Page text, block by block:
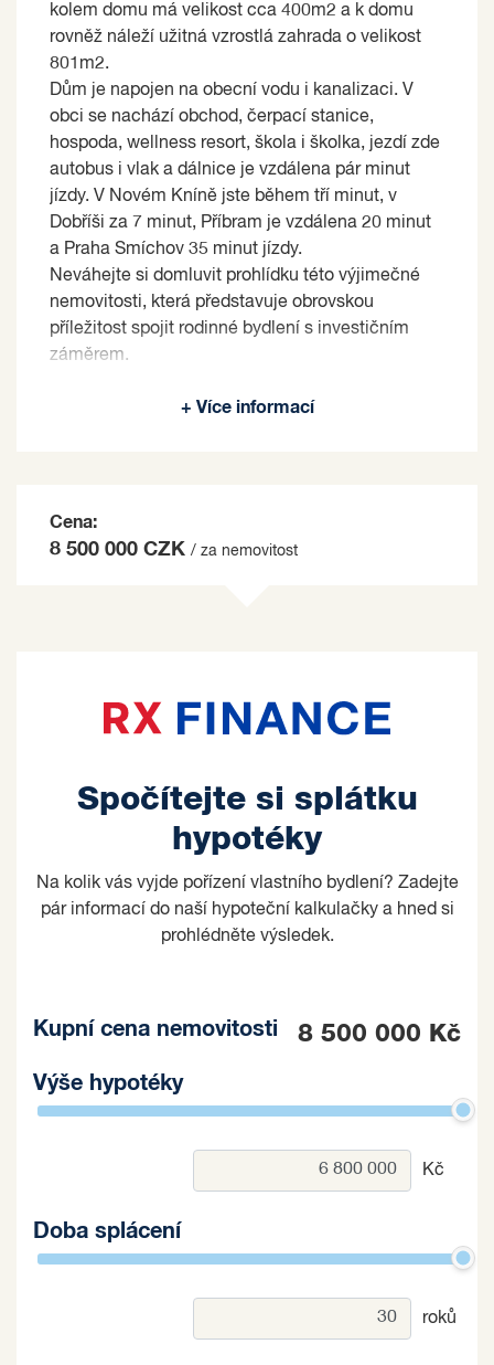
kolem domu má velikost cca 400m2 a k domu
rovněž náleží užitná vzrostlá zahrada o velikost
801m2.
Dům je napojen na obecní vodu i kanalizaci. V
obci se nachází obchod, čerpací stanice,
hospoda, wellness resort, škola i školka, jezdí zde
autobus i vlak a dálnice je vzdálena pár minut
jízdy. V Novém Kníně jste během tří minut, v
Dobříši za 7 minut, Příbram je vzdálena 20 minut
a Praha Smíchov 35 minut jízdy.
Neváhejte si domluvit prohlídku této výjimečné
nemovitosti, která představuje obrovskou
příležitost spojit rodinné bydlení s investičním
záměrem.
na základě jím zvolených kritérií.
+ Více informací
Cena:
8 500 000 CZK / za nemovitost
Spočítejte si splátku
hypotéky
Na kolik vás vyjde pořízení vlastního bydlení? Zadejte
pár informací do naší hypoteční kalkulačky a hned si
prohlédněte výsledek.
Kupní cena nemovitosti 8 500 000 Kč
Výše hypotéky
Kč
Doba splácení
roků